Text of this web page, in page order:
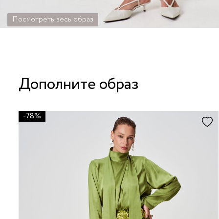
Посмотреть весь образ
Дополните образ
-78%